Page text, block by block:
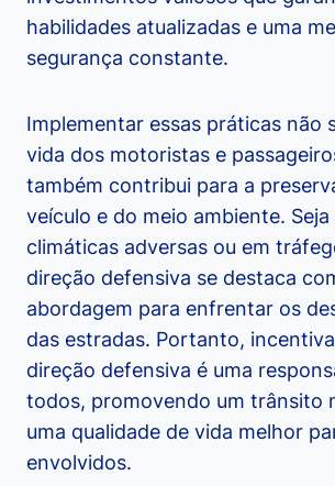
habilidades atualizadas e uma
segurança constante.
Implementar essas práticas não
vida dos motoristas e
também contribui para a
veículo e do meio ambiente.
climáticas adversas ou em
direção defensiva se destaca
abordagem para enfrentar os
das estradas. Portanto,
direção defensiva é uma
todos, promovendo um trânsito
uma qualidade de vida melhor
envolvidos.